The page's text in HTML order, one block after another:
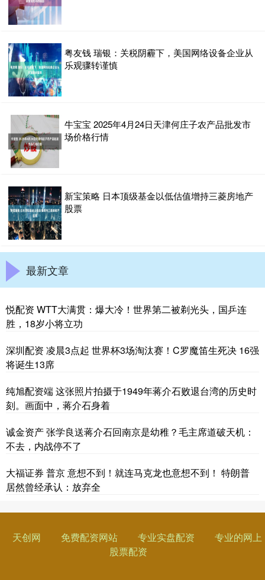
粤友钱 瑞银：关税阴霾下，美国网络设备企业从
乐观骤转谨慎
牛宝宝 2025年4月24日天津何庄子农产品批发市
场价格行情
新宝策略 日本顶级基金以低估值增持三菱房地产
股票
最新文章
悦配资 WTT大满贯：爆大冷！世界第二被剃光头，国乒连
胜，18岁小将立功
深圳配资 凌晨3点起 世界杯3场淘汰赛！C罗魔笛生死决 16强
将诞生13席
纯旭配资端 这张照片拍摄于1949年蒋介石败退台湾的历史时
刻。画面中，蒋介石身着
诚金资产 张学良送蒋介石回南京是幼稚？毛主席道破天机：
不去，内战停不了
大福证券 普京 意想不到！就连马克龙也意想不到！ 特朗普
居然曾经承认：放弃全
天创网 免费配资网站 专业实盘配资
专业的网上
股票配资